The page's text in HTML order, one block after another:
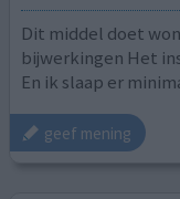
Dit middel doet
bijwerkingen Het
En ik slaap er
geef mening